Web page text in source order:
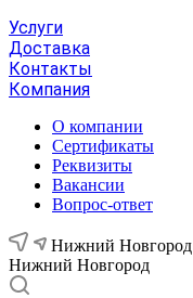
Услуги
Доставка
Контакты
Компания
О компании
Сертификаты
Реквизиты
Вакансии
Вопрос-ответ
Нижний Новгород
Нижний Новгород